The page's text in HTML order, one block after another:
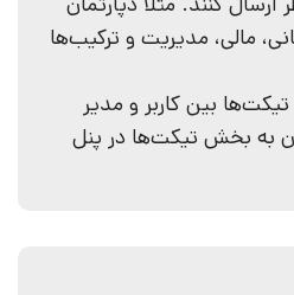
مالی، مدیریت و ترکیب‌ها
بین کاربر و مدیر
به بخش تیکت‌ها در پنل